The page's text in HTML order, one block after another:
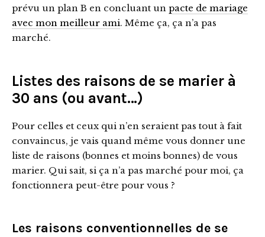
prévu un plan B en concluant un pacte de mariage
avec mon meilleur ami. Même ça, ça n’a pas
marché.
Listes des raisons de se marier à
30 ans (ou avant…)
Pour celles et ceux qui n’en seraient pas tout à fait
convaincus, je vais quand même vous donner une
liste de raisons (bonnes et moins bonnes) de vous
marier. Qui sait, si ça n’a pas marché pour moi, ça
fonctionnera peut-être pour vous ?
Les raisons conventionnelles de se